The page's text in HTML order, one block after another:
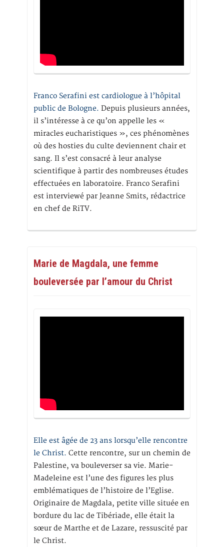
Franco Serafini est cardiologue à l’hôpital
public de Bologne. Depuis plusieurs années,
il s’intéresse à ce qu’on appelle les «
miracles eucharistiques », ces phénomènes
où des hosties du culte deviennent chair et
sang. Il s’est consacré à leur analyse
scientifique à partir des nombreuses études
effectuées en laboratoire. Franco Serafini
est interviewé par Jeanne Smits, rédactrice
en chef de RiTV.
Marie de Magdala, une femme
bouleversée par l’amour du Christ
Elle est âgée de 23 ans lorsqu’elle rencontre
le Christ. Cette rencontre, sur un chemin de
Palestine, va bouleverser sa vie. Marie-
Madeleine est l’une des figures les plus
emblématiques de l’histoire de l’Eglise.
Originaire de Magdala, petite ville située en
bordure du lac de Tibériade, elle était la
sœur de Marthe et de Lazare, ressuscité par
le Christ.